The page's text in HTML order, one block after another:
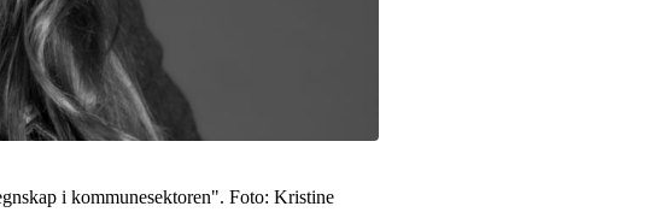
i kommunesektoren". Foto: Kristine